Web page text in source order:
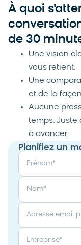
À quoi
de 30
Une vision
vous retient.
Une
et de la
Aucune
temps. Juste
à avancer.
Planifiez un
Prénom*
Nom*
Adresse email
Entreprise*